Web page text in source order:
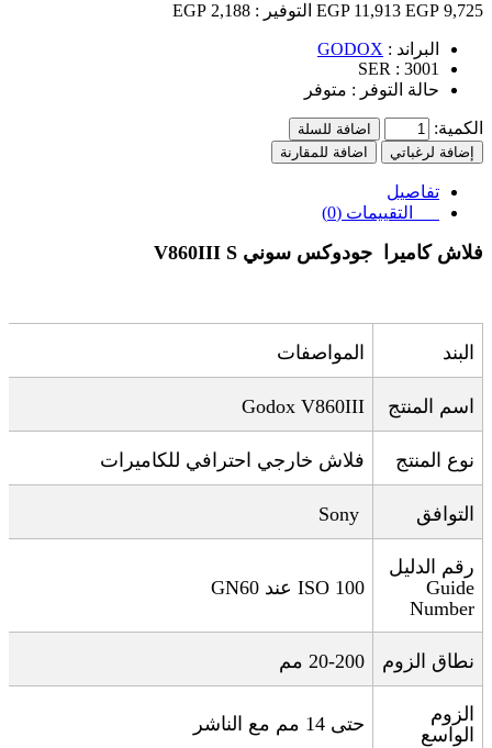
9,725 EGP
11,913 EGP التوفير : 2,188 EGP
البراند : GODOX
SER : 3001
حالة التوفر : متوفر
الكمية:
اضافة للسلة
إضافة لرغباتي
اضافة للمقارنة
تفاصيل
التقييمات (0)
فلاش كاميرا جودوكس سوني V860III S
البند المواصفات
اسم المنتج Godox V860III
نوع المنتج فلاش خارجي احترافي للكاميرات
التوافق Sony
رقم الدليل
Guide
Number
GN60 عند ISO 100
نطاق الزوم 20-200 مم
الزوم
الواسع
حتى 14 مم مع الناشر